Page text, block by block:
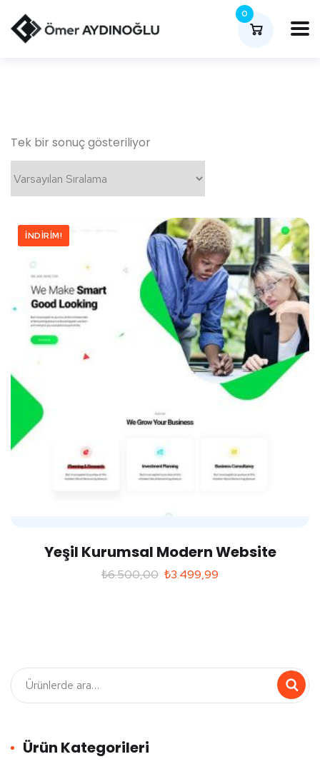
0
Tek bir sonuç gösteriliyor
İNDIRIM!
Yeşil Kurumsal Modern Website
₺6.500,00 ₺3.499,99
Ürün Kategorileri